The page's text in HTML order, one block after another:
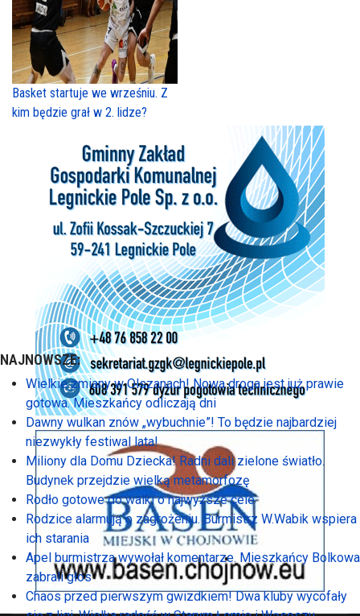
Basket startuje we wrześniu. Z
kim będzie grał w 2. lidze?
NAJNOWSZE:
Wielkie zmiany w Olszanach! Nowa droga jest już prawie
gotowa. Mieszkańcy odliczają dni
Dawny wulkan znów „wybuchnie”! To będzie najbardziej
niezwykły festiwal lata!
Miliony dla Domu Dziecka! Radni dali zielone światło.
Budynek przejdzie wielką metamorfozę
Rodło gotowe do walki o najwyższe cele
Rodzice alarmują o zagrożeniu. Burmistrz W.Wabik wspiera
ich starania
Apel burmistrza wywołał komentarze. Mieszkańcy Bolkowa
zabrali głos
Chaos przed pierwszym gwizdkiem! Dwa kluby wycofały